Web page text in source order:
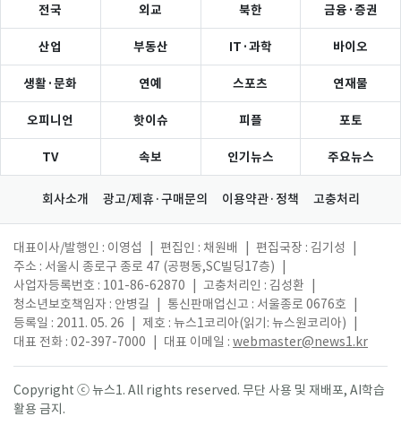
전국 외교 북한 금융·증권
산업 부동산 IT·과학 바이오
생활·문화 연예 스포츠 연재물
오피니언 핫이슈 피플 포토
TV 속보 인기뉴스 주요뉴스
회사소개 광고/제휴·구매문의 이용약관·정책 고충처리
대표이사/발행인 : 이영섭 편집인 : 채원배 편집국장 : 김기성
주소 : 서울시 종로구 종로 47 (공평동,SC빌딩17층)
사업자등록번호 : 101-86-62870
고충처리인 : 김성환
청소년보호책임자 : 안병길
통신판매업신고 : 서울종로 0676호
등록일 : 2011. 05. 26
제호 : 뉴스1코리아(읽기: 뉴스원코리아)
대표 전화 : 02-397-7000
대표 이메일 : webmaster@news1.kr
Copyright ⓒ 뉴스1. All rights reserved. 무단 사용 및 재배포, AI학습
활용 금지.